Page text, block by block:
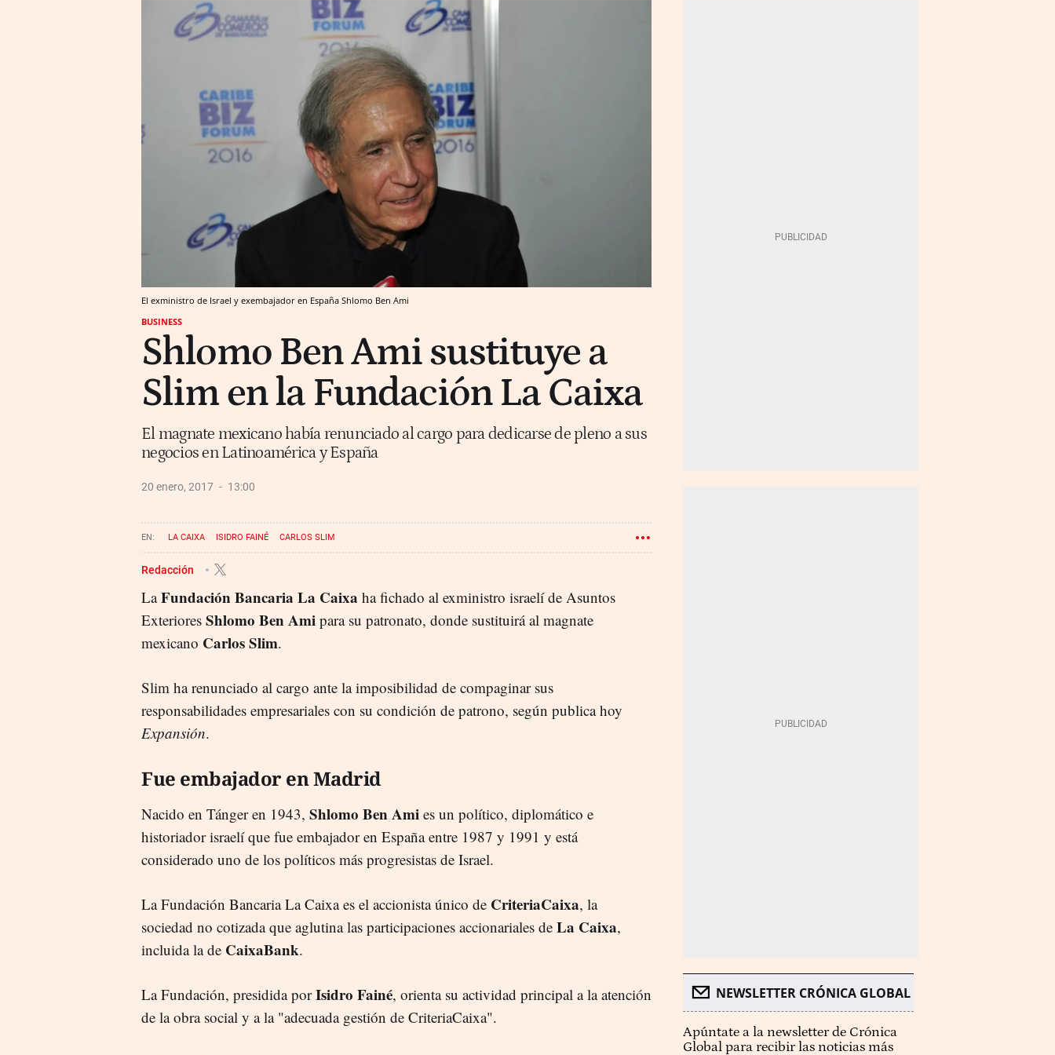
El exministro de Israel y exembajador en España Shlomo Ben Ami
BUSINESS
Shlomo Ben Ami sustituye a
Slim en la Fundación La Caixa
El magnate mexicano había renunciado al cargo para dedicarse de pleno a sus
negocios en Latinoamérica y España
20 enero, 2017 13:00
LA CAIXA ISIDRO FAINÉ CARLOS SLIM
Redacción
LaFundación Bancaria La Caixa ha fichado al exministro israelí de Asuntos
Exteriores Shlomo Ben Ami para su patronato, donde sustituirá al magnate
mexicano Carlos Slim.
Slim ha renunciado al cargo ante la imposibilidad de compaginar sus
responsabilidades empresariales con su condición de patrono, según publica hoy
Expansión.
Fue embajador en Madrid
Nacido en Tánger en 1943, Shlomo Ben Ami es un político, diplomático e
historiador israelí que fue embajador en España entre 1987 y 1991 y está
considerado uno de los políticos más progresistas de Israel.
La Fundación Bancaria La Caixa es el accionista único de CriteriaCaixa, la
sociedad no cotizada que aglutina las participaciones accionariales de La Caixa,
incluida la de CaixaBank.
La Fundación, presidida porIsidro Fainé, orienta su actividad principal a la atención
de la obra social y a la "adecuada gestión de CriteriaCaixa".
NEWSLETTER CRÓNICA GLOBAL
Apúntate a la newsletter de Crónica
Global para recibir las noticias más